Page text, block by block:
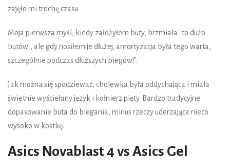
zajęło mi trochę czasu.
Moja pierwsza myśl, kiedy założyłem buty, brzmiała "to dużo
butów", ale gdy nosiłem je dłużej, amortyzacja była tego warta,
szczególnie podczas dłuższych biegów!".
Jak można się spodziewać, cholewka była oddychająca i miała
świetnie wyściełany język i kołnierz pięty. Bardzo tradycyjne
dopasowanie buta do biegania, minus rzeczy uderzające nieco
wysoko w kostkę.
Asics Novablast 4 vs Asics Gel